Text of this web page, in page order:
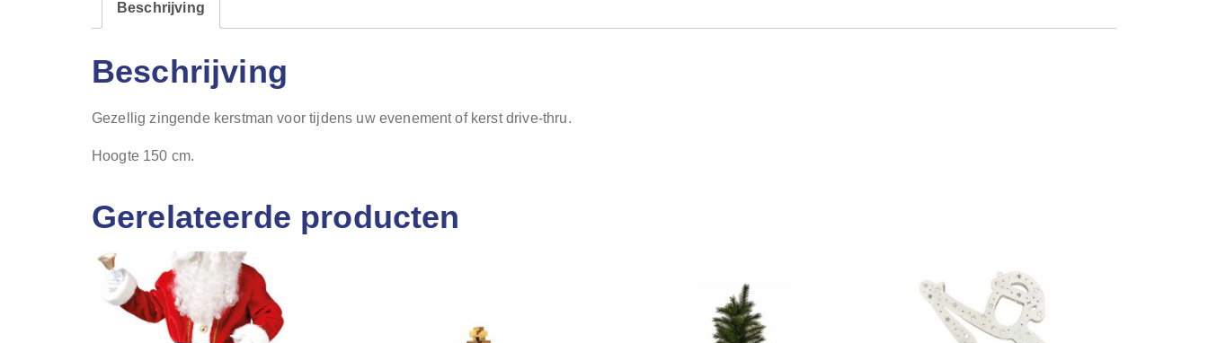
Beschrijving
Beschrijving
Gezellig zingende kerstman voor tijdens uw evenement of kerst drive-thru.
Hoogte 150 cm.
Gerelateerde producten